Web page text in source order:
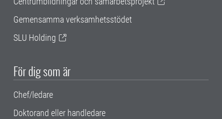
Gemensamma verksamhetsstödet
SLU Holding
För dig som är
Chef/ledare
Doktorand eller handledare